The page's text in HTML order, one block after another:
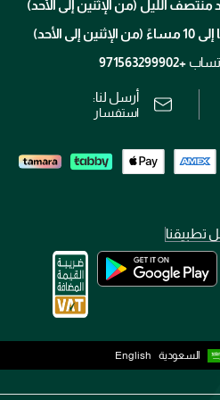
+971563299902
أرسل لنا:
استفسار
تطبيقنا
السعودية English